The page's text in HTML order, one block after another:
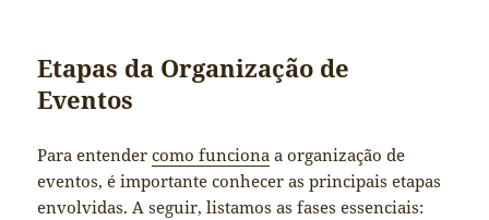
Etapas da Organização de
Eventos
Para entendercomo funciona a organização de
eventos, é importante conhecer as principais etapas
envolvidas. A seguir, listamos as fases essenciais: